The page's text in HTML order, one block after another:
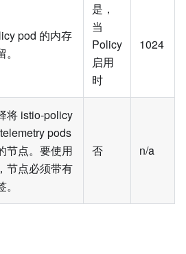
pod 的内存
是，
当
Policy
启用
时
1024
将 istio-policy
pods
节点。要使用
节点必须带有
否 n/a